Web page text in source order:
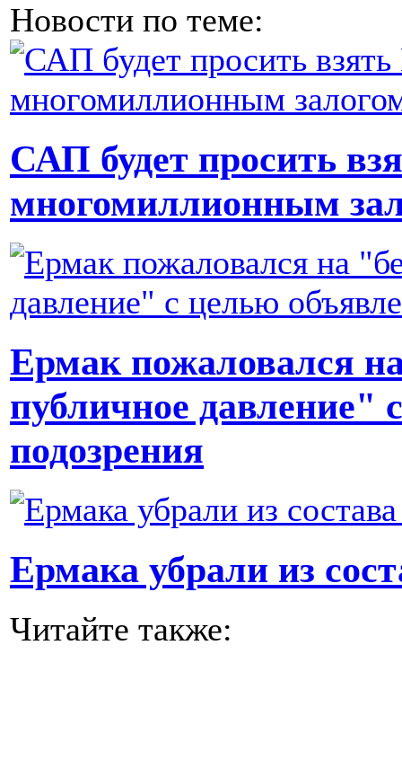
Новости по теме:
САП будет просить
многомиллионным
Ермак пожаловался
публичное давление"
подозрения
Ермака убрали из
Читайте также: